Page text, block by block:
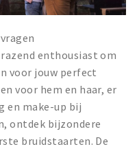
enthousiast om
voor jouw perfect
voor hem en haar, er
en make-up bij
ontdek bijzondere
bruidstaarten. De